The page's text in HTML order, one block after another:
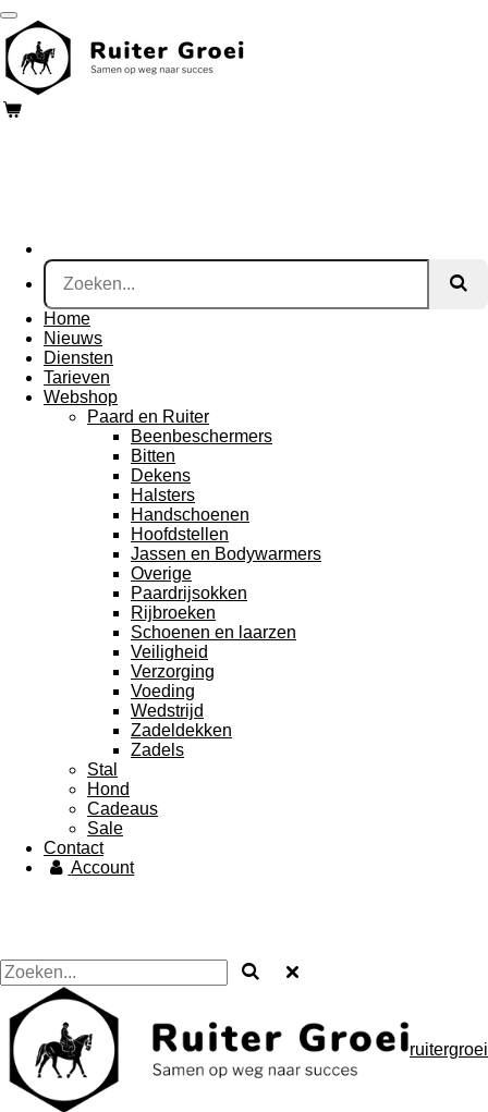
Ga
direct
naar
de
hoofdinhoud
Home
Nieuws
Diensten
Tarieven
Webshop
Paard en Ruiter
Beenbeschermers
Bitten
Dekens
Halsters
Handschoenen
Hoofdstellen
Jassen en Bodywarmers
Overige
Paardrijsokken
Rijbroeken
Schoenen en laarzen
Veiligheid
Verzorging
Voeding
Wedstrijd
Zadeldekken
Zadels
Stal
Hond
Cadeaus
Sale
Contact
Account
ruitergroei